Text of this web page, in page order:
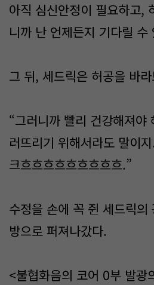
아직 심신안정이 필요하고,
니까 난 언제든지 기다릴 수
그 뒤, 세드릭은 허공을 바
“그러니까 빨리 건강해져야
러뜨리기 위해서라도 말이
크흐흐흐흐흐흐흐흐흐.”
수정을 손에 꼭 쥔 세드릭의
방으로 퍼져나갔다.
<불협화음의 코어 0부 발광